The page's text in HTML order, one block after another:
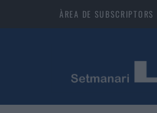
ÀREA DE SUBSCRIPTORS